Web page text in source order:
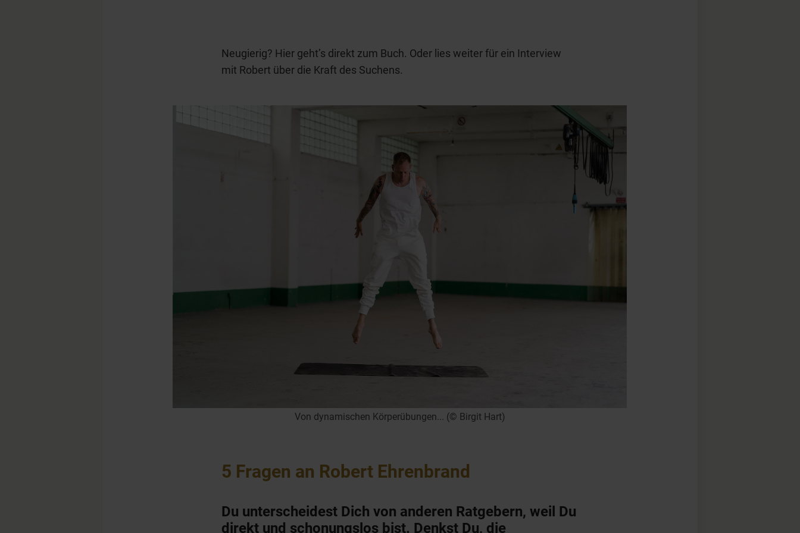
Neugierig? Hier geht’s direkt zum Buch. Oder lies weiter für ein Interview
mit Robert über die Kraft des Suchens.
Von dynamischen Körperübungen... (© Birgit Hart)
5 Fragen an Robert Ehrenbrand
Du unterscheidest Dich von anderen Ratgebern, weil Du
direkt und schonungslos bist. Denkst Du, die